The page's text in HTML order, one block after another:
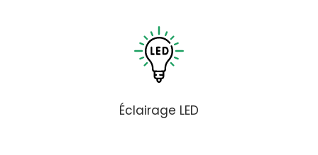
Éclairage LED